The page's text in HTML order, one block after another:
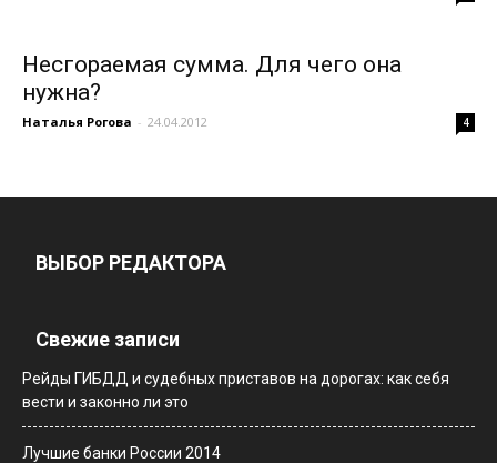
Несгораемая сумма. Для чего она
нужна?
Наталья Рогова - 24.04.2012 4
ВЫБОР РЕДАКТОРА
Свежие записи
Рейды ГИБДД и судебных приставов на дорогах: как себя
вести и законно ли это
Лучшие банки России 2014